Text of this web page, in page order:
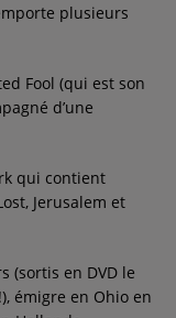
plusieurs
Fool (qui est son
d’une
qui contient
Jerusalem et
(sortis en DVD le
émigre en Ohio en